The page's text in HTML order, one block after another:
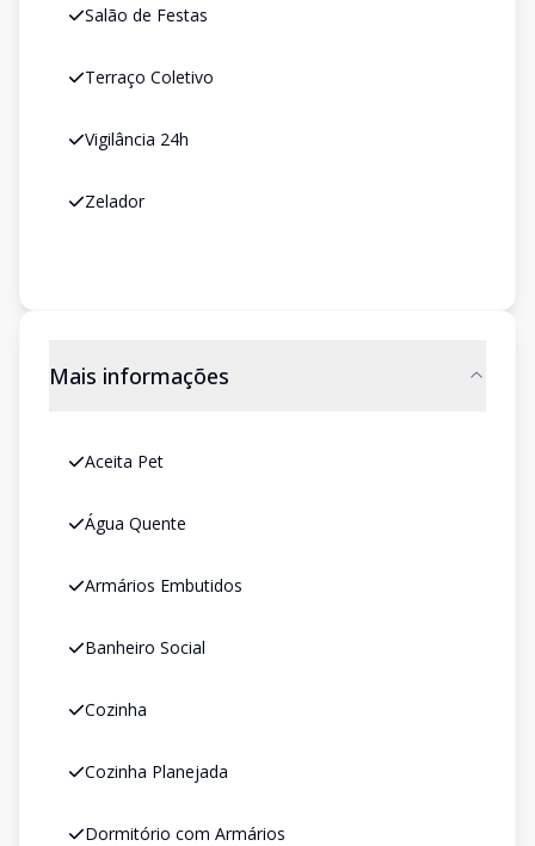
Salão de Festas
Terraço Coletivo
Vigilância 24h
Zelador
Mais informações
Aceita Pet
Água Quente
Armários Embutidos
Banheiro Social
Cozinha
Cozinha Planejada
Dormitório com Armários